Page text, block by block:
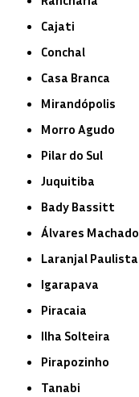
Cajati
Conchal
Casa Branca
Mirandópolis
Morro Agudo
Pilar do Sul
Juquitiba
Bady Bassitt
Álvares Machado
Laranjal Paulista
Igarapava
Piracaia
Ilha Solteira
Pirapozinho
Tanabi